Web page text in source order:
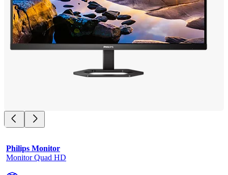
Philips Monitor
Monitor Quad HD